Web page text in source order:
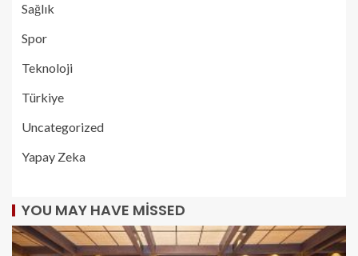
Sağlık
Spor
Teknoloji
Türkiye
Uncategorized
Yapay Zeka
YOU MAY HAVE MISSED